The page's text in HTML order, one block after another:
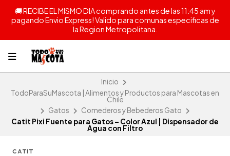
🚚 RECIBE EL MISMO DIA comprando antes de las 11:45 am y
pagando Envio Express! Valido para comunas especificas de
la Region Metropolitana.
Inicio
TodoParaSuMascota | Alimentos y Productos para Mascotas en
Chile
Gatos
Comederos y Bebederos Gato
Catit Pixi Fuente para Gatos – Color Azul | Dispensador de
Agua con Filtro
CATIT